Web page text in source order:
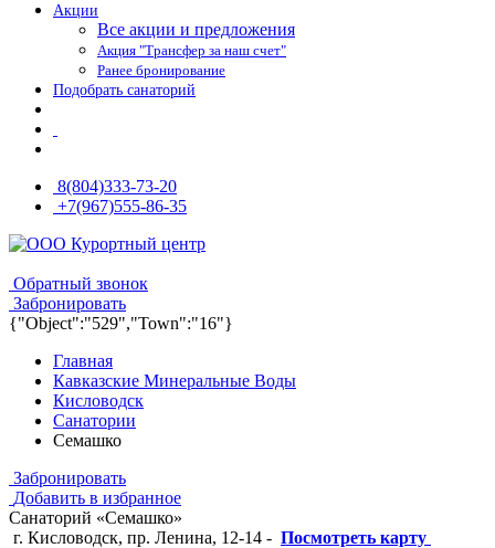
Акции
Все акции и предложения
Акция "Трансфер за наш счет"
Ранее бронирование
Подобрать санаторий
8(804)333-73-20
+7(967)555-86-35
Обратный звонок
Забронировать
{"Object":"529","Town":"16"}
Главная
Кавказские Минеральные Воды
Кисловодск
Санатории
Семашко
Забронировать
Добавить в избранное
Санаторий «Семашко»
г. Кисловодск, пр. Ленина, 12-14 - Посмотреть карту